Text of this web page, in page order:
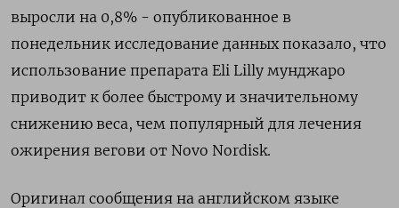
выросли на 0,8% - опубликованное в
понедельник исследование данных показало, что
использование препарата Eli Lilly мунджаро
приводит к более быстрому и значительному
снижению веса, чем популярный для лечения
ожирения вегови от Novo Nordisk.
Оригинал сообщения на английском языке